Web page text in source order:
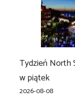
Tydzień North
w piątek
2026-08-08